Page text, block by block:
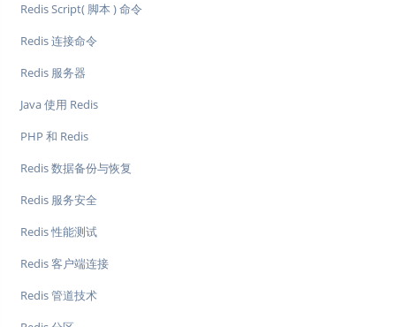
Redis Script( 脚本 ) 命令
Redis 连接命令
Redis 服务器
Java 使用 Redis
PHP 和 Redis
Redis 数据备份与恢复
Redis 服务安全
Redis 性能测试
Redis 客户端连接
Redis 管道技术